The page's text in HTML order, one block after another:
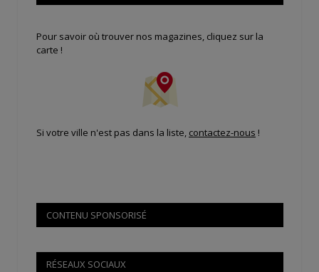
Pour savoir où trouver nos magazines, cliquez sur la
carte !
Si votre ville n'est pas dans la liste, contactez-nous !
CONTENU SPONSORISÉ
RÉSEAUX SOCIAUX